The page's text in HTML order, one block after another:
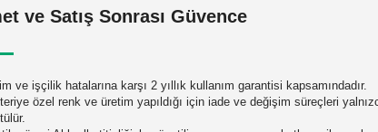
ve Satış Sonrası Güvence
ve işçilik hatalarına karşı 2 yıllık kullanım garantisi kapsamındadır.
özel renk ve üretim yapıldığı için iade ve değişim süreçleri